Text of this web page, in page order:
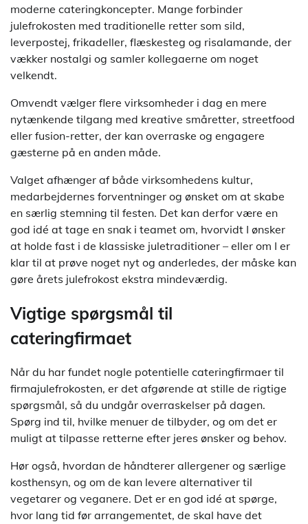
moderne cateringkoncepter. Mange forbinder
julefrokosten med traditionelle retter som sild,
leverpostej, frikadeller, flæskesteg og risalamande, der
vækker nostalgi og samler kollegaerne om noget
velkendt.
Omvendt vælger flere virksomheder i dag en mere
nytænkende tilgang med kreative småretter, streetfood
eller fusion-retter, der kan overraske og engagere
gæsterne på en anden måde.
Valget afhænger af både virksomhedens kultur,
medarbejdernes forventninger og ønsket om at skabe
en særlig stemning til festen. Det kan derfor være en
god idé at tage en snak i teamet om, hvorvidt I ønsker
at holde fast i de klassiske juletraditioner – eller om I er
klar til at prøve noget nyt og anderledes, der måske kan
gøre årets julefrokost ekstra mindeværdig.
Vigtige spørgsmål til
cateringfirmaet
Når du har fundet nogle potentielle cateringfirmaer til
firmajulefrokosten, er det afgørende at stille de rigtige
spørgsmål, så du undgår overraskelser på dagen.
Spørg ind til, hvilke menuer de tilbyder, og om det er
muligt at tilpasse retterne efter jeres ønsker og behov.
Hør også, hvordan de håndterer allergener og særlige
kosthensyn, og om de kan levere alternativer til
vegetarer og veganere. Det er en god idé at spørge,
hvor lang tid før arrangementet, de skal have det